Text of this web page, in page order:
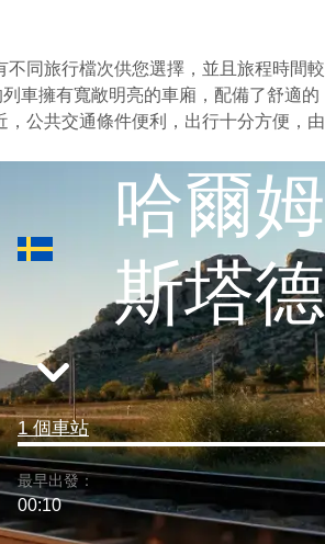
同旅行檔次供您選擇，並且旅程時間較
車擁有寬敞明亮的車廂，配備了舒適的
公共交通條件便利，出行十分方便，由
哈爾姆
斯塔德
1 個車站
最早出發：
00:10